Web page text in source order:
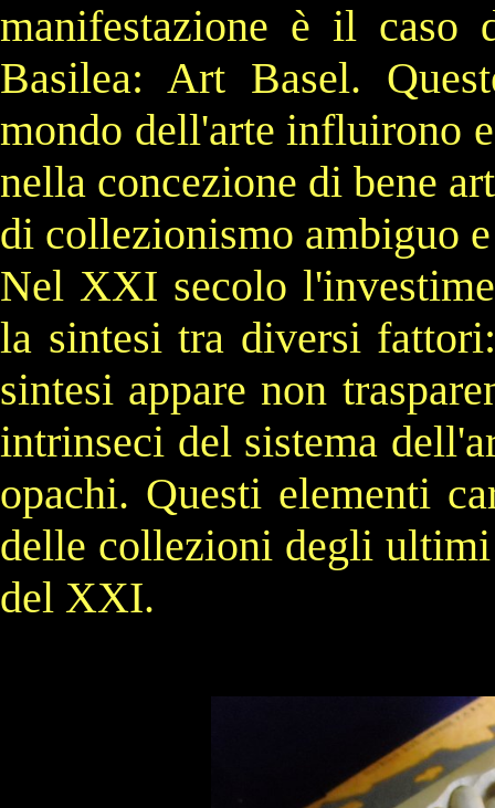
manifestazione è il
Basilea: Art Basel.
mondo dell'arte influirono
nella concezione di bene
di collezionismo ambiguo
Nel XXI secolo
la sintesi tra diversi
sintesi appare non
intrinseci del sistema
opachi. Questi elementi
delle collezioni degli
del XXI.